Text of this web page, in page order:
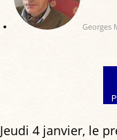
Georges
Jeudi 4 janvier, le